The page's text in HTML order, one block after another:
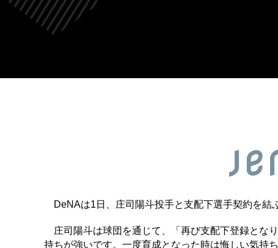
DeNAは1日、庄司陽斗投手と支配下選手契約を結
庄司陽斗は球団を通じて、「再び支配下登録とな
持ちが強いです。一度育成となった時は悔しい気持